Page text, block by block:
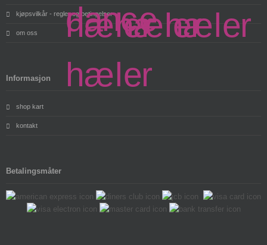
kjøpsvilkår - regler og betingelser
om oss
Informasjon
shop kart
kontakt
Betalingsmåter